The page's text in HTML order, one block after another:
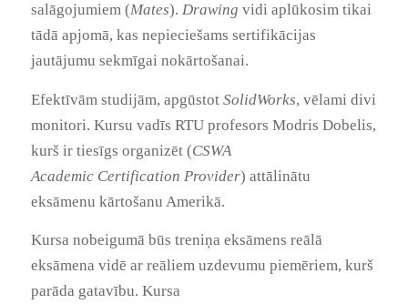
salāgojumiem (Mates). Drawing vidi aplūkosim tikai
tādā apjomā, kas nepieciešams sertifikācijas
jautājumu sekmīgai nokārtošanai.
Efektīvām studijām, apgūstot SolidWorks, vēlami divi
monitori. Kursu vadīs RTU profesors Modris Dobelis,
kurš ir tiesīgs organizēt (CSWA
Academic Certification Provider) attālinātu
eksāmenu kārtošanu Amerikā.
Kursa nobeigumā būs treniņa eksāmens reālā
eksāmena vidē ar reāliem uzdevumu piemēriem, kurš
parāda gatavību. Kursa